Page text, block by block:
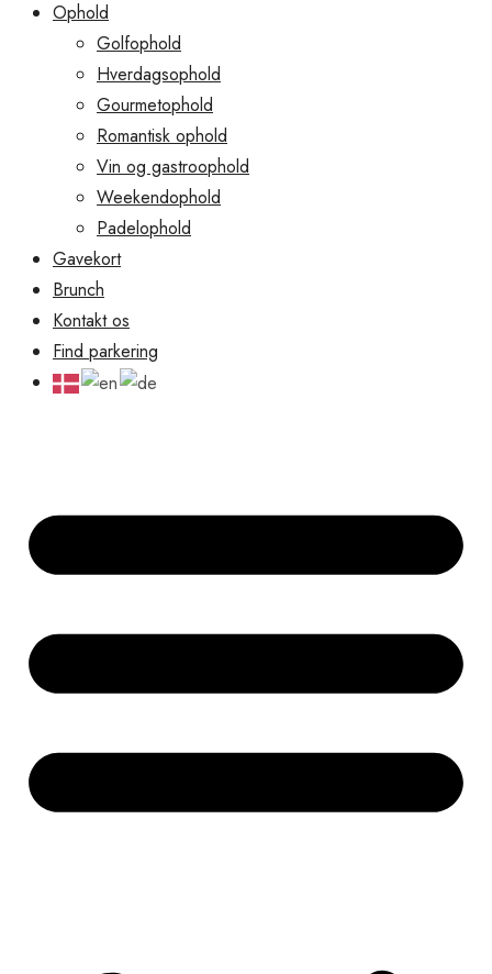
Ophold
Golfophold
Hverdagsophold
Gourmetophold
Romantisk ophold
Vin og gastroophold
Weekendophold
Padelophold
Gavekort
Brunch
Kontakt os
Find parkering